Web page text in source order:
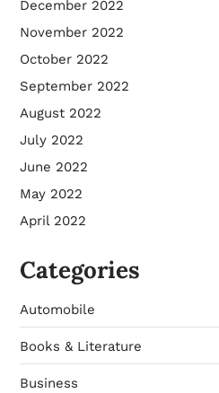
December 2022
November 2022
October 2022
September 2022
August 2022
July 2022
June 2022
May 2022
April 2022
Categories
Automobile
Books & Literature
Business